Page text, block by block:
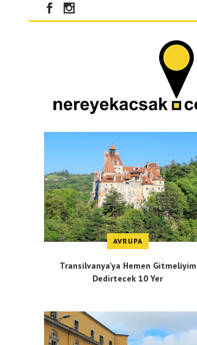
AVRUPA
Transilvanya’ya Hemen Gitmeliyim
Dedirtecek 10 Yer